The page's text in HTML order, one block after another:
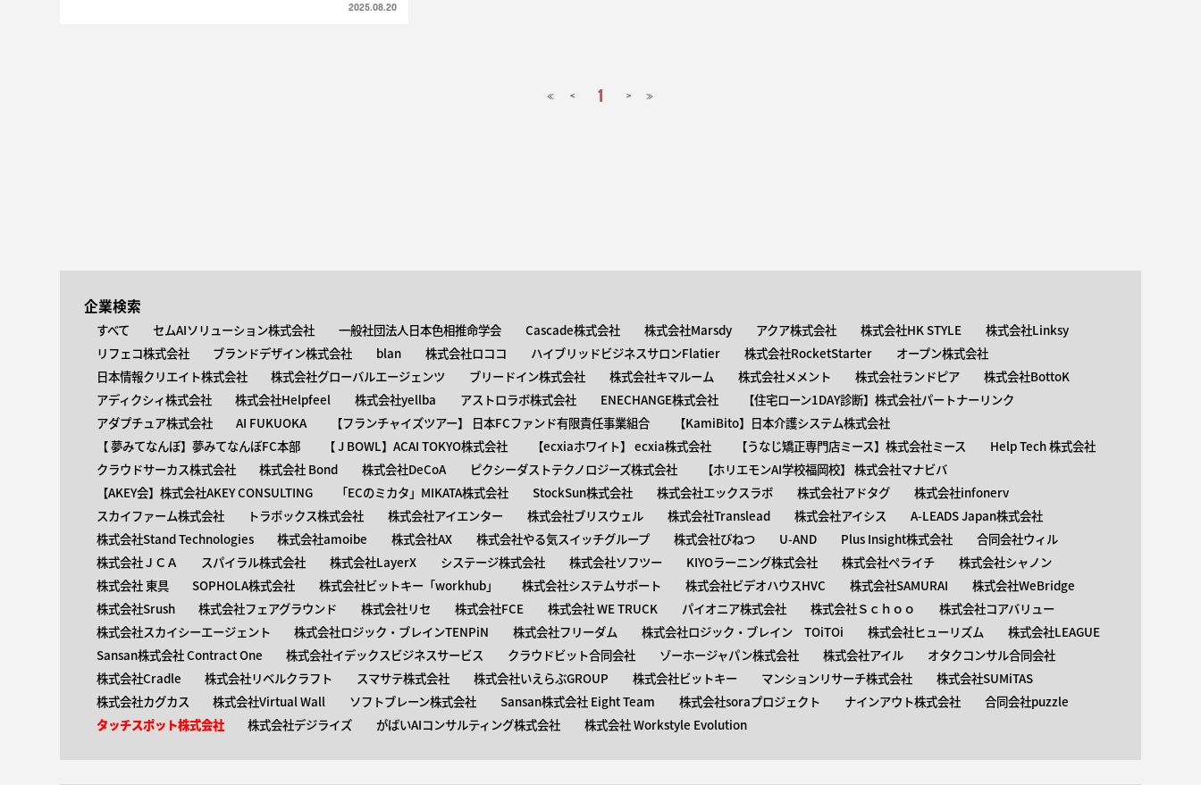
2025.08.20
≪ < 1 > ≫
企業検索
すべて セムAIソリューション株式会社 一般社団法人日本色相推命学会 Cascade株式会社 株式会社Marsdy アクア株式会社 株式会社HK STYLE
株式会社Linksy
リフェコ株式会社
ブランドデザイン株式会社 blan 株式会社ロココ ハイブリッドビジネスサロンFlatier 株式会社RocketStarter
オープン株式会社
日本情報クリエイト株式会社
株式会社グローバルエージェンツ ブリードイン株式会社 株式会社キマルーム 株式会社メメント 株式会社ランドピア
株式会社BottoK
アディクシィ株式会社
株式会社Helpfeel 株式会社yellba アストロラボ株式会社 ENECHANGE株式会社
【住宅ローン1DAY診断】株式会社パートナーリンク
アダプチュア株式会社
AI FUKUOKA 【​フランチャイズツアー】 日本FCファンド有限責任事業組合
【KamiBito​】日本介護システム株式会社
【 ​夢みてなんぼ】夢みてなんぼFC本部
【 ​J BOWL】ACAI TOKYO株式会社 【​ecxiaホワイト】 ecxia株式会社 【​うなじ矯正専門店ミース】株式会社ミース
Help Tech 株式会社
クラウドサーカス株式会社
株式会社 Bond 株式会社DeCoA ピクシーダストテクノロジーズ株式会社
【ホリエモンAI学校福岡校】 株式会社マナビバ
【AKEY会】株式会社AKEY CONSULTING
「ECのミカタ」MIKATA株式会社 StockSun株式会社 株式会社エックスラボ 株式会社アドタグ
株式会社infonerv
スカイファーム株式会社
トラボックス株式会社 株式会社アイエンター 株式会社ブリスウェル 株式会社Translead 株式会社アイシス
A-LEADS Japan株式会社
株式会社Stand Technologies
株式会社amoibe 株式会社AX 株式会社やる気スイッチグループ 株式会社びねつ U-AND Plus Insight株式会社
合同会社ウィル
株式会社ＪＣＡ
スパイラル株式会社 株式会社LayerX システージ株式会社 株式会社ソフツー KIYOラーニング株式会社 株式会社ペライチ
株式会社シャノン
株式会社 東具
SOPHOLA株式会社 株式会社ビットキー「workhub」 株式会社システムサポート 株式会社ビデオハウスHVC 株式会社SAMURAI
株式会社WeBridge
株式会社Srush
株式会社フェアグラウンド 株式会社リセ 株式会社FCE 株式会社 WE TRUCK パイオニア株式会社 株式会社Ｓｃｈｏｏ
株式会社コアバリュー
株式会社スカイシーエージェント
株式会社ロジック・ブレインTENPiN 株式会社フリーダム 株式会社ロジック・ブレイン TOiTOi 株式会社ヒューリズム
株式会社LEAGUE
Sansan株式会社 Contract One
株式会社イデックスビジネスサービス クラウドビット合同会社 ゾーホージャパン株式会社 株式会社アイル
オタクコンサル合同会社
株式会社Cradle
株式会社リベルクラフト スマサテ株式会社 株式会社いえらぶGROUP 株式会社ビットキー マンションリサーチ株式会社
株式会社SUMiTAS
株式会社カグカス
株式会社Virtual Wall ソフトブレーン株式会社 Sansan株式会社 Eight Team 株式会社soraプロジェクト ナインアウト株式会社
合同会社puzzle
タッチスポット株式会社
株式会社デジライズ がばいAIコンサルティング株式会社 株式会社 Workstyle Evolution